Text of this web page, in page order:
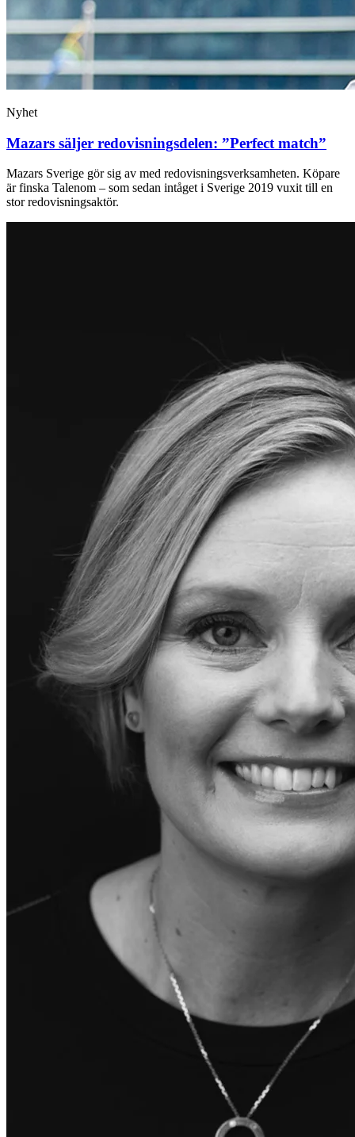
Nyhet
Mazars säljer redovisningsdelen: ”Perfect match”
Mazars Sverige gör sig av med redovisningsverksamheten. Köpare
är finska Talenom – som sedan intåget i Sverige 2019 vuxit till en
stor redovisningsaktör.